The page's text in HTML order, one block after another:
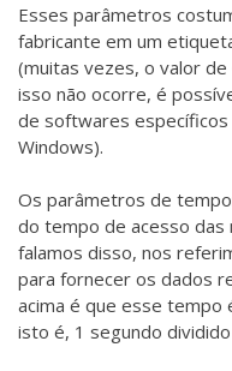
Esses parâmetros
fabricante em um
(muitas vezes, o valor de
isso não ocorre, é
de softwares
Windows).
Os parâmetros de
do tempo de acesso das
falamos disso, nos
para fornecer os dados
acima é que esse tempo
isto é, 1 segundo